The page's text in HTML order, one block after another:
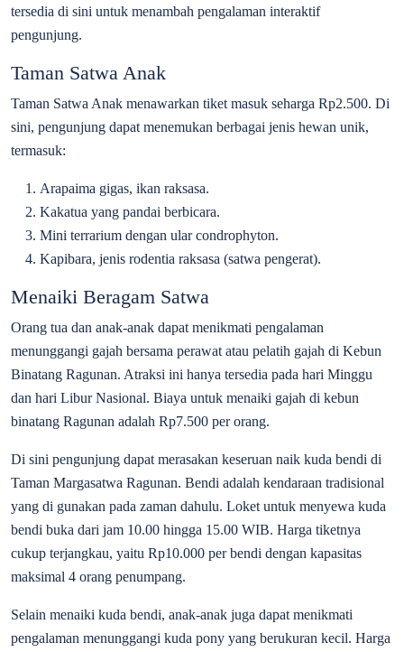
tersedia di sini untuk menambah pengalaman interaktif
pengunjung.
Taman Satwa Anak
Taman Satwa Anak menawarkan tiket masuk seharga Rp2.500. Di
sini, pengunjung dapat menemukan berbagai jenis hewan unik,
termasuk:
Arapaima gigas, ikan raksasa.
Kakatua yang pandai berbicara.
Mini terrarium dengan ular condrophyton.
Kapibara, jenis rodentia raksasa (satwa pengerat).
Menaiki Beragam Satwa
Orang tua dan anak-anak dapat menikmati pengalaman
menunggangi gajah bersama perawat atau pelatih gajah di Kebun
Binatang Ragunan. Atraksi ini hanya tersedia pada hari Minggu
dan hari Libur Nasional. Biaya untuk menaiki gajah di kebun
binatang Ragunan adalah Rp7.500 per orang.
Di sini pengunjung dapat merasakan keseruan naik kuda bendi di
Taman Margasatwa Ragunan. Bendi adalah kendaraan tradisional
yang di gunakan pada zaman dahulu. Loket untuk menyewa kuda
bendi buka dari jam 10.00 hingga 15.00 WIB. Harga tiketnya
cukup terjangkau, yaitu Rp10.000 per bendi dengan kapasitas
maksimal 4 orang penumpang.
Selain menaiki kuda bendi, anak-anak juga dapat menikmati
pengalaman menunggangi kuda pony yang berukuran kecil. Harga